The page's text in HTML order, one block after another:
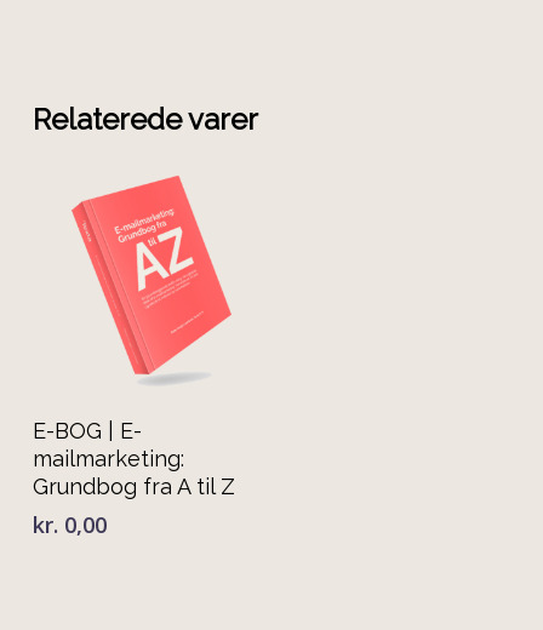
Relaterede varer
Tilføj Til Kurv
E-BOG | E-
mailmarketing:
Grundbog fra A til Z
kr. 0,00